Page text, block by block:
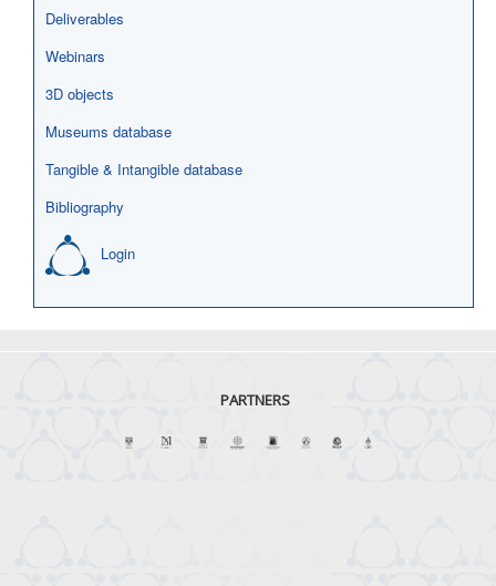
Deliverables
Webinars
3D objects
Museums database
Tangible & Intangible database
Bibliography
Login
PARTNERS